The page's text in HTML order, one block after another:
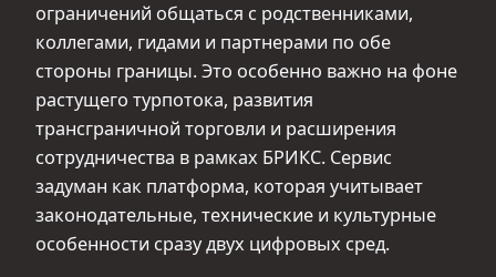
ограничений общаться с родственниками,
коллегами, гидами и партнерами по обе
стороны границы. Это особенно важно на фоне
растущего турпотока, развития
трансграничной торговли и расширения
сотрудничества в рамках БРИКС. Сервис
задуман как платформа, которая учитывает
законодательные, технические и культурные
особенности сразу двух цифровых сред.